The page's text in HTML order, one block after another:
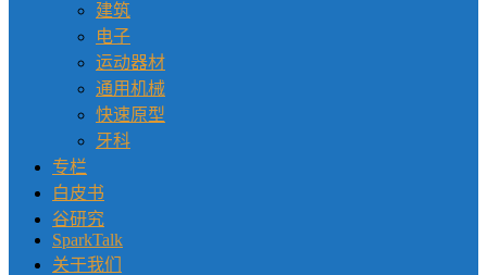
建筑
电子
运动器材
通用机械
快速原型
牙科
专栏
白皮书
谷研究
SparkTalk
关于我们